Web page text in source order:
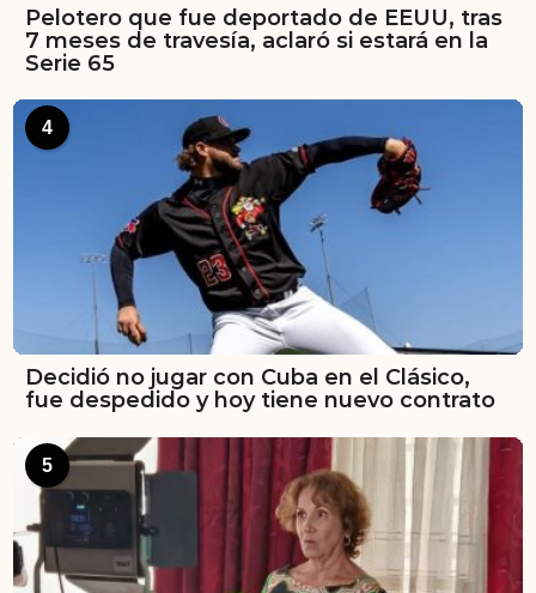
Pelotero que fue deportado de EEUU, tras
7 meses de travesía, aclaró si estará en la
Serie 65
4
Decidió no jugar con Cuba en el Clásico,
fue despedido y hoy tiene nuevo contrato
5